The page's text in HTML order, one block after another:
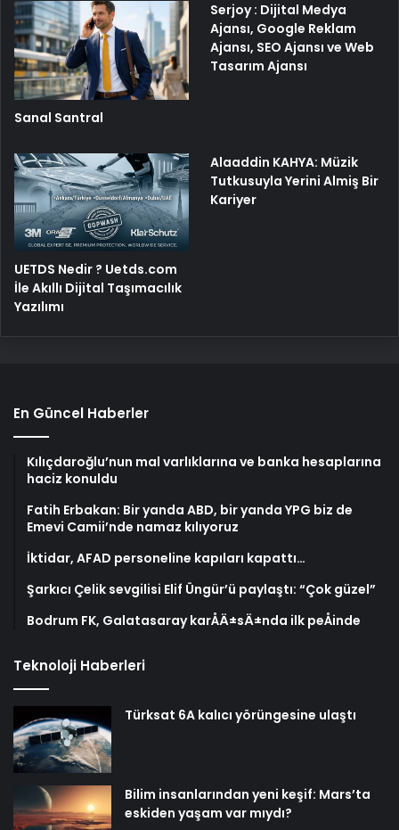
Sanal Santral
Serjoy : Dijital Medya
Ajansı, Google Reklam
Ajansı, SEO Ajansı ve Web
Tasarım Ajansı
UETDS Nedir ? Uetds.com
İle Akıllı Dijital Taşımacılık
Yazılımı
Alaaddin KAHYA: Müzik
Tutkusuyla Yerini Almiş Bir
Kariyer
En Güncel Haberler
Kılıçdaroğlu’nun mal varlıklarına ve banka hesaplarına
haciz konuldu
Fatih Erbakan: Bir yanda ABD, bir yanda YPG biz de
Emevi Camii’nde namaz kılıyoruz
İktidar, AFAD personeline kapıları kapattı…
Şarkıcı Çelik sevgilisi Elif Üngür’ü paylaştı: “Çok güzel”
Bodrum FK, Galatasaray karÅÄ±sÄ±nda ilk peÅinde
Teknoloji Haberleri
Türksat 6A kalıcı yörüngesine ulaştı
Bilim insanlarından yeni keşif: Mars’ta
eskiden yaşam var mıydı?